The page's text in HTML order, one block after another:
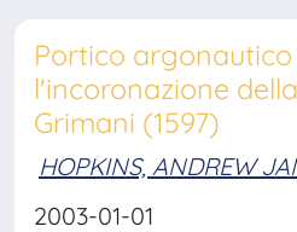
Portico
l'incoronazione
Grimani (1597)
HOPKINS, ANDREW
2003-01-01